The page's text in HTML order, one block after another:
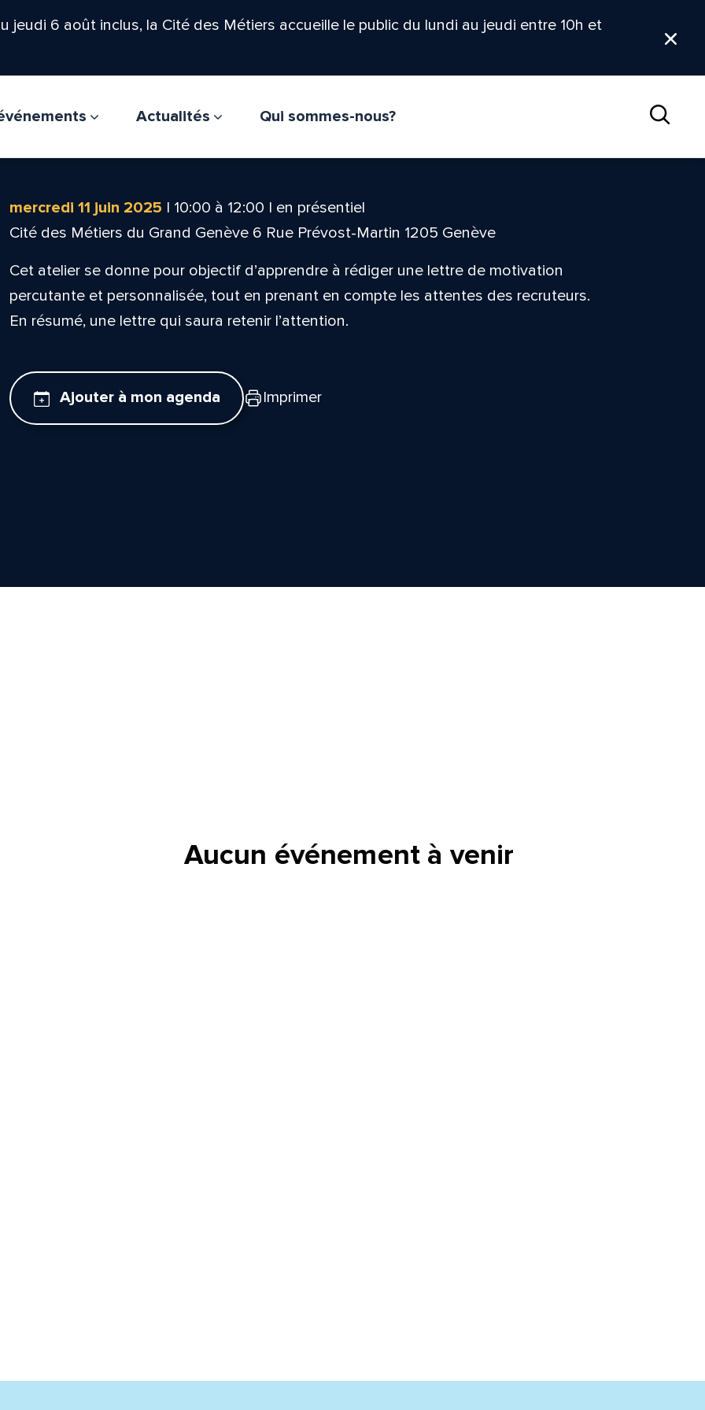
6 août inclus, la Cité des Métiers accueille le public du lundi au jeudi entre 10h et
Actualités
Qui sommes-nous?
mercredi 11 juin 2025 | 10:00 à 12:00 | en présentiel
Cité des Métiers du Grand Genève 6 Rue Prévost-Martin 1205 Genève
Cet atelier se donne pour objectif d’apprendre à rédiger une lettre de motivation
percutante et personnalisée, tout en prenant en compte les attentes des recruteurs.
En résumé, une lettre qui saura retenir l’attention.
Ajouter à mon agenda Imprimer
Aucun événement à venir